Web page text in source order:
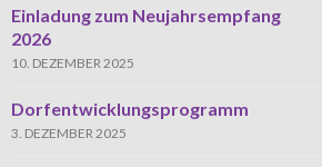
Einladung zum Neujahrsempfang
2026
10. DEZEMBER 2025
Dorfentwicklungsprogramm
3. DEZEMBER 2025